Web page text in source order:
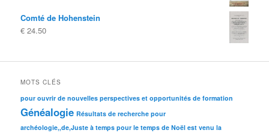
d'origineactuel
Comté de Hohenstein
€ 24.50
MOTS CLÉS
pour ouvrir de nouvelles perspectives et opportunités de formation
Généalogie Résultats de recherche pour
archéologie,,de,Juste à temps pour le temps de Noël est venu la